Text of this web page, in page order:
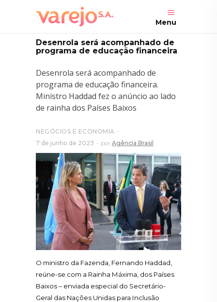
Menu
Desenrola será acompanhado de
programa de educação financeira
Desenrola será acompanhado de
programa de educação financeira.
Ministro Haddad fez o anúncio ao lado
de rainha dos Países Baixos
NEGÓCIOS E ECONOMIA
7 de junho de 2023
por Agência Brasil
O ministro da Fazenda, Fernando Haddad,
reúne-se com a Rainha Máxima, dos Países
Baixos – enviada especial do Secretário-
Geral das Nações Unidas para Inclusão